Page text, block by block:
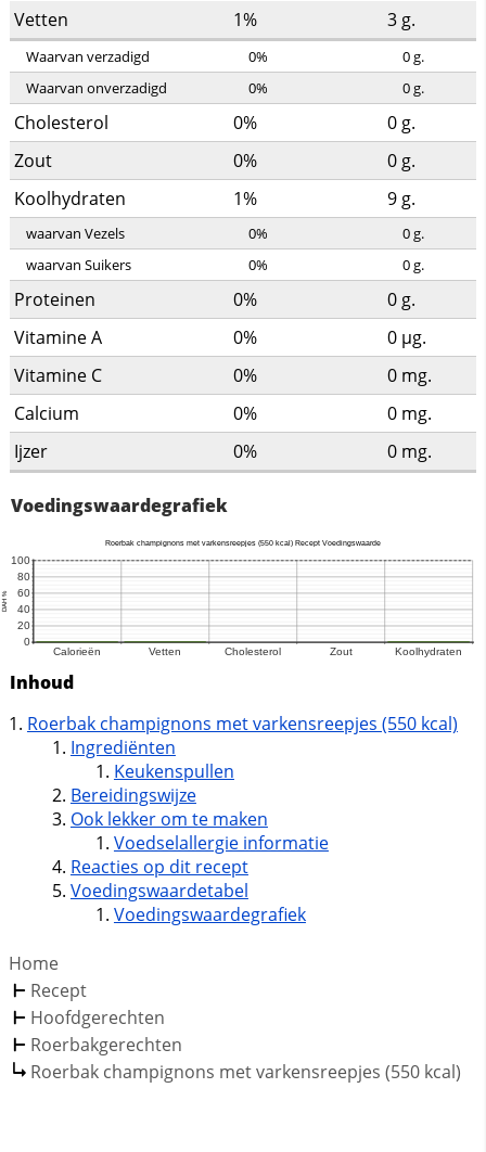
Vetten 1% 3 g.
Waarvan verzadigd 0% 0g.
Waarvan onverzadigd
0% 0g.
Cholesterol 0% 0 g.
Zout
0% 0 g.
Koolhydraten
1% 9 g.
waarvan Vezels 0% 0g.
waarvan Suikers
0% 0g.
Proteinen 0% 0 g.
Vitamine A
0% 0 µg.
Vitamine C
0% 0 mg.
Calcium
0% 0 mg.
Ijzer
0% 0 mg.
Voedingswaardegrafiek
Inhoud
Roerbak champignons met varkensreepjes (550 kcal)
Ingrediënten
Keukenspullen
Bereidingswijze
Ook lekker om te maken
Voedselallergie informatie
Reacties op dit recept
Voedingswaardetabel
Voedingswaardegrafiek
Home
Recept
Hoofdgerechten
Roerbakgerechten
Roerbak champignons met varkensreepjes (550 kcal)